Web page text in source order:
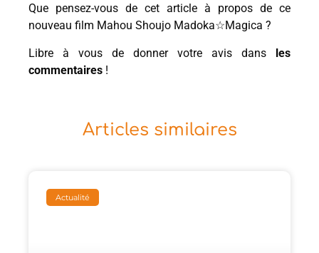
Que pensez-vous de cet article à propos de ce
nouveau film Mahou Shoujo Madoka☆Magica ?
Libre à vous de donner votre avis dans
les
commentaires !
Articles similaires
Actualité